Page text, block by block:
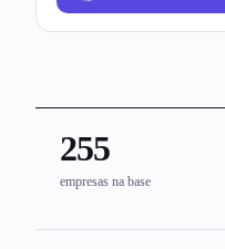
255
empresas na base